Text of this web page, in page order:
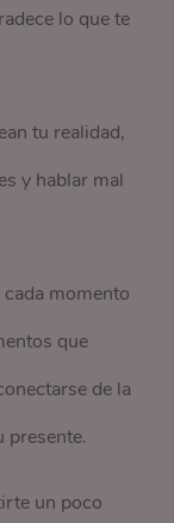
lo que te
tu realidad,
y hablar mal
momento
que
de la
presente.
un poco